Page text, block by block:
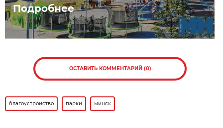
Подробнее
ОСТАВИТЬ КОММЕНТАРИЙ (0)
благоустройство парки минск